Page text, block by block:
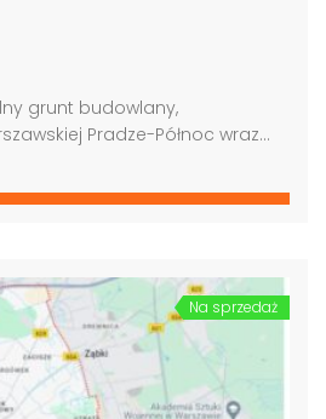
grunt budowlany,
Pradze-Północ wraz…
Na sprzedaż